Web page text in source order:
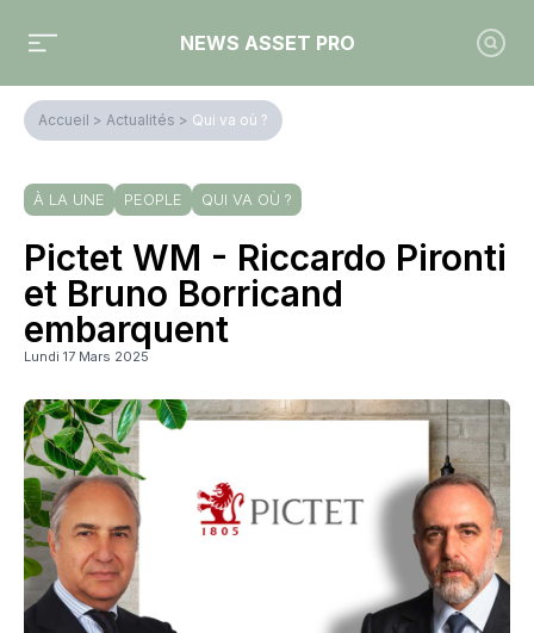
NEWS ASSET PRO
Accueil > Actualités > Qui va où ?
À LA UNE PEOPLE QUI VA OÙ ?
Pictet WM - Riccardo Pironti
et Bruno Borricand
embarquent
Lundi 17 Mars 2025